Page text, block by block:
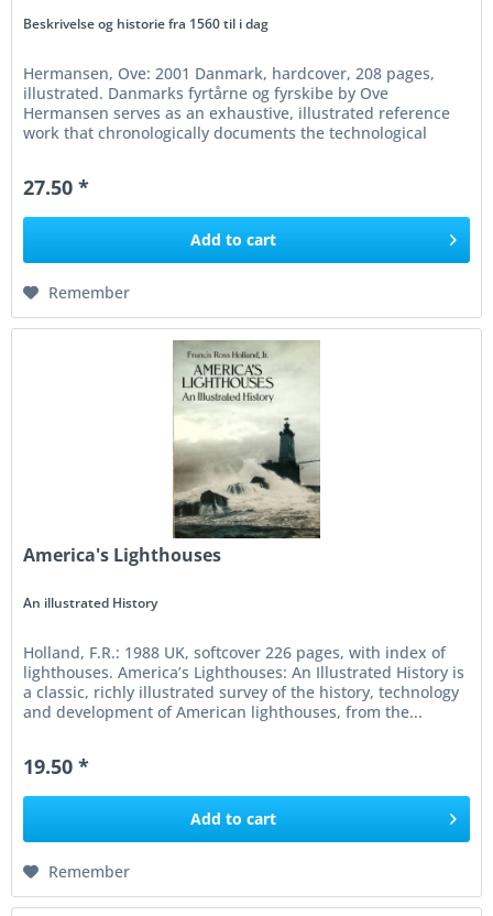
Beskrivelse og historie fra 1560 til i dag
Hermansen, Ove: 2001 Danmark, hardcover, 208 pages,
illustrated. Danmarks fyrtårne og fyrskibe by Ove
Hermansen serves as an exhaustive, illustrated reference
work that chronologically documents the technological
27.50 *
Add to cart
Remember
America's Lighthouses
An illustrated History
Holland, F.R.: 1988 UK, softcover 226 pages, with index of
lighthouses. America’s Lighthouses: An Illustrated History is
a classic, richly illustrated survey of the history, technology
and development of American lighthouses, from the...
19.50 *
Add to cart
Remember